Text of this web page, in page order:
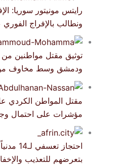
رايتس مونيتور سوريا:
ونطالب بالإفراج
توثيق مقتل مواطنين
ودمشق وسط مخاوف من
مقتل المواطن الكردي
مؤشرات على احتمال
بتعرضهم للتعذيب